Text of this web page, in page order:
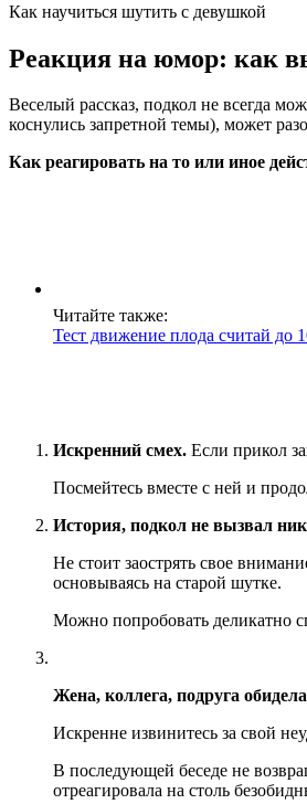
Как научиться шутить с девушкой
Реакция на юмор: как
Веселый рассказ, подкол не всегда
коснулись запретной темы), может
Как реагировать на то или иное
Читайте также:
Тест движение плода считай до
Искренний смех. Если прикол
Посмейтесь вместе с ней и
История, подкол не вызвал
Не стоит заострять свое
основываясь на старой шутке.
Можно попробовать деликатно
Жена, коллега, подруга
Искренне извинитесь за свой
В последующей беседе не
отреагировала на столь